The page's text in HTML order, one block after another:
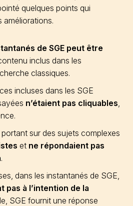
quelques points qui
améliorations.
de SGE peut être
inclus dans les
classiques.
incluses dans les SGE
n’étaient pas cliquables,
sur des sujets complexes
et ne répondaient pas
.
dans les instantanés de SGE,
pas à l’intention de la
SGE fournit une réponse